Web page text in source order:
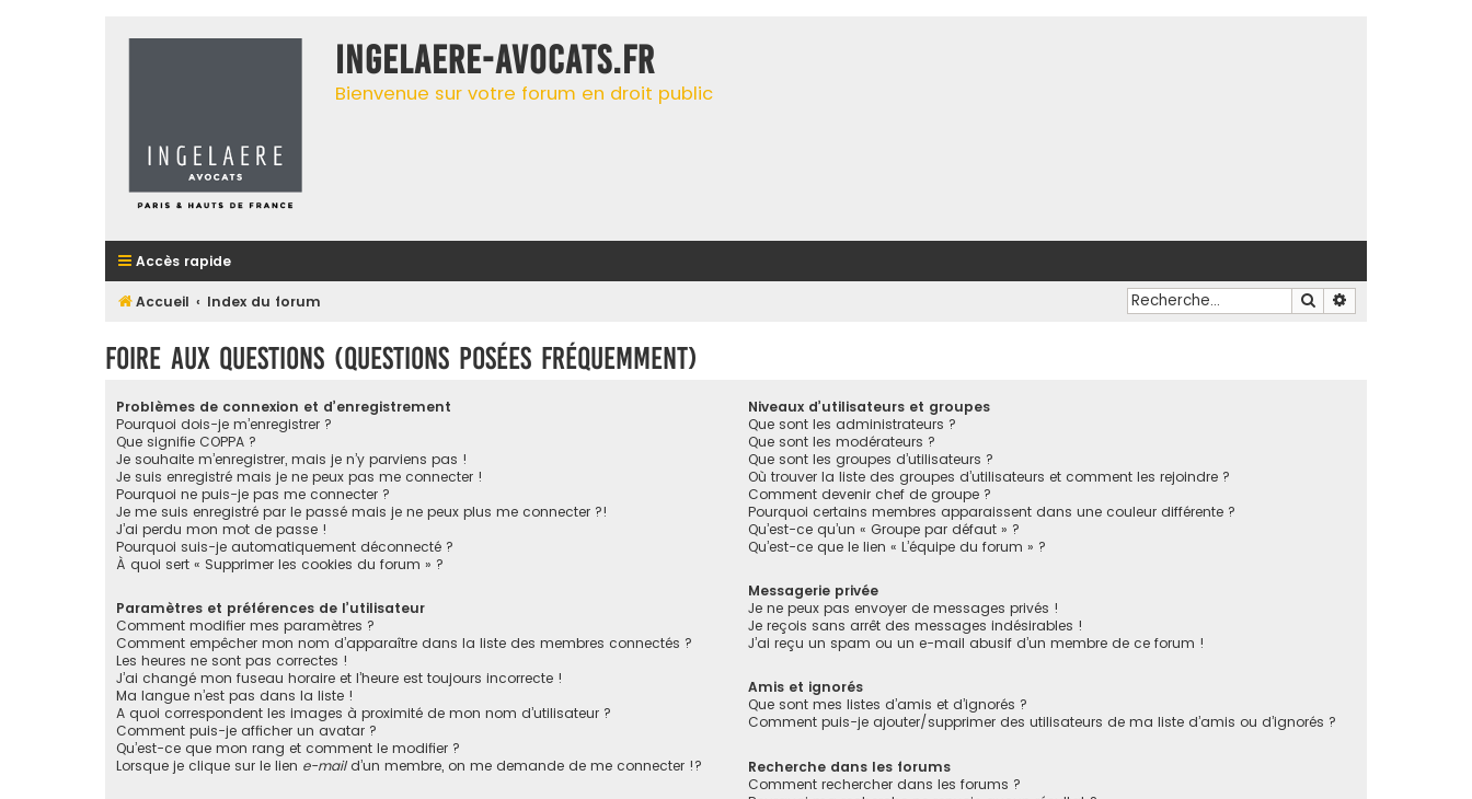
INGELAERE-AVOCATS.FR
Bienvenue sur votre forum en droit public
Accès rapide
Accueil Index du forum Rechercher
Foire aux questions (Questions posées fréquemment)
Problèmes de connexion et d’enregistrement
Pourquoi dois-je m’enregistrer ?
Que signifie COPPA ?
Je souhaite m’enregistrer, mais je n’y parviens pas !
Je suis enregistré mais je ne peux pas me connecter !
Pourquoi ne puis-je pas me connecter ?
Je me suis enregistré par le passé mais je ne peux plus me connecter ?!
J’ai perdu mon mot de passe !
Pourquoi suis-je automatiquement déconnecté ?
À quoi sert « Supprimer les cookies du forum » ?
Paramètres et préférences de l’utilisateur
Comment modifier mes paramètres ?
Comment empêcher mon nom d’apparaître dans la liste des membres connectés ?
Les heures ne sont pas correctes !
J’ai changé mon fuseau horaire et l’heure est toujours incorrecte !
Ma langue n’est pas dans la liste !
A quoi correspondent les images à proximité de mon nom d’utilisateur ?
Comment puis-je afficher un avatar ?
Qu’est-ce que mon rang et comment le modifier ?
Lorsque je clique sur le lien e-maild’un membre, on me demande de me connecter !?
Niveaux d’utilisateurs et groupes
Que sont les administrateurs ?
Que sont les modérateurs ?
Que sont les groupes d’utilisateurs ?
Où trouver la liste des groupes d’utilisateurs et comment les rejoindre ?
Comment devenir chef de groupe ?
Pourquoi certains membres apparaissent dans une couleur différente ?
Qu’est-ce qu’un « Groupe par défaut » ?
Qu’est-ce que le lien « L’équipe du forum » ?
Messagerie privée
Je ne peux pas envoyer de messages privés !
Je reçois sans arrêt des messages indésirables !
J’ai reçu un spam ou un e-mail abusif d’un membre de ce forum !
Amis et ignorés
Que sont mes listes d’amis et d’ignorés ?
Comment puis-je ajouter/supprimer des utilisateurs de ma liste d’amis ou d’ignorés ?
Recherche dans les forums
Comment rechercher dans les forums ?